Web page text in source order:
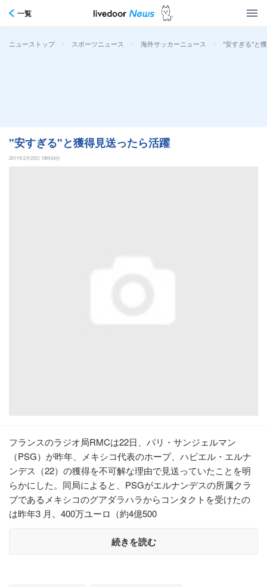
一覧
ニューストップ > スポーツニュース > 海外サッカーニュース > "安すぎる"と
"安すぎる"と獲得見送ったら活躍
2011年2月23日 18時24分
フランスのラジオ局RMCは22日、パリ・サンジェルマン
（PSG）が昨年、メキシコ代表のホープ、ハビエル・エルナ
ンデス（22）の獲得を不可解な理由で見送っていたことを明
らかにした。同局によると、PSGがエルナンデスの所属クラ
ブであるメキシコのグアダラハラからコンタクトを受けたの
は昨年3 月。400万ユーロ（約4億500
続きを読む